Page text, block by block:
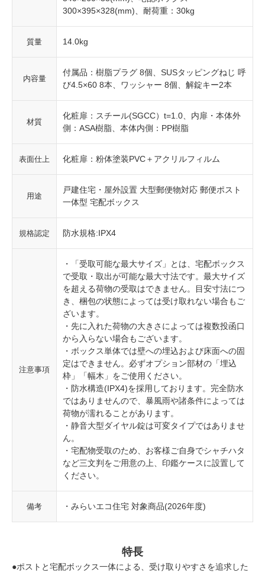
300×395×328(mm)、耐荷重：30kg
質量 14.0kg
内容量
付属品：樹脂プラグ 8個、SUSタッピングねじ 呼
び4.5×60 8本、ワッシャー 8個、解錠キー2本
材質
化粧扉：スチール(SGCC）t=1.0、内扉・本体外
側：ASA樹脂、本体内側：PP樹脂
表面仕上 化粧扉：粉体塗装PVC＋アクリルフィルム
用途
戸建住宅・屋外設置 大型郵便物対応 郵便ポスト
一体型 宅配ボックス
規格認定 防水規格:IPX4
注意事項
・「受取可能な最大サイズ」とは、宅配ボックス
で受取・取出が可能な最大寸法です。最大サイズ
を超える荷物の受取はできません。目安寸法につ
き、梱包の状態によっては受け取れない場合もご
ざいます。
・先に入れた荷物の大きさによっては複数投函口
から入らない場合もございます。
・ボックス単体では壁への埋込および床面への固
定はできません。必ずオプション部材の「埋込
枠」「幅木」をご使用ください。
・防水構造(IPX4)を採用しております。完全防水
ではありませんので、暴風雨や諸条件によっては
荷物が濡れることがあります。
・静音大型ダイヤル錠は可変タイプではありませ
ん。
・宅配物受取のため、お客様ご自身でシャチハタ
など三文判をご用意の上、印鑑ケースに設置して
ください。
備考 ・みらいエコ住宅 対象商品(2026年度)
特長
●ポストと宅配ボックス一体による、受け取りやすさを追求した